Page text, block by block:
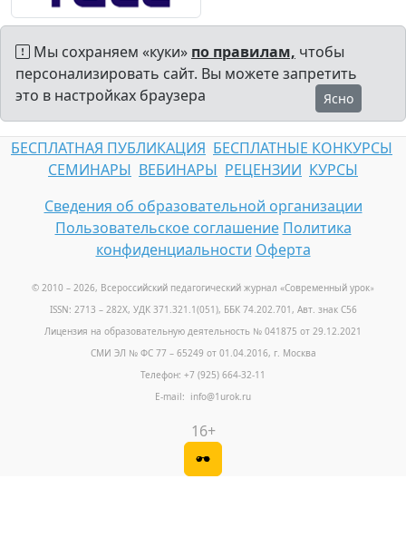
Мы сохраняем «куки» по правилам, чтобы
персонализировать сайт. Вы можете запретить
это в настройках браузера
Ясно
БЕСПЛАТНАЯ ПУБЛИКАЦИЯ БЕСПЛАТНЫЕ КОНКУРСЫ
СЕМИНАРЫ ВЕБИНАРЫ РЕЦЕНЗИИ КУРСЫ
Сведения об образовательной организации
Пользовательское соглашение Политика
конфиденциальности Оферта
© 2010 – 2026, Всероссийский педагогический журнал «Современный урок»
ISSN: 2713 – 282X, УДК 371.321.1(051), ББК 74.202.701, Авт. знак С56
Лицензия на образовательную деятельность № 041875 от 29.12.2021
СМИ ЭЛ № ФС 77 – 65249 от 01.04.2016, г. Москва
Телефон: +7 (925) 664-32-11
E-mail: info@1urok.ru
16+